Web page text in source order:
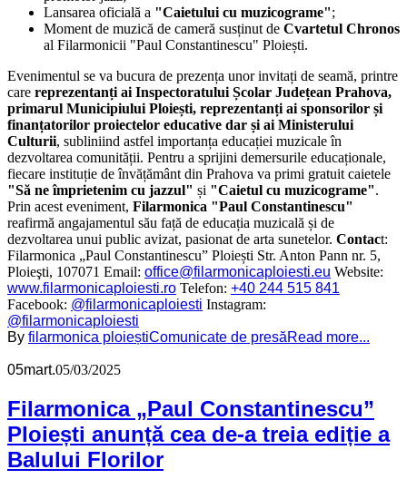
Lansarea oficială a "Caietului cu muzicograme";
Moment de muzică de cameră susținut de Cvartetul Chronos
al Filarmonicii "Paul Constantinescu" Ploiești.
Evenimentul se va bucura de prezența unor invitați de seamă, printre
care reprezentanți ai Inspectoratului Școlar Județean Prahova,
primarul Municipiului Ploiești, reprezentanți ai sponsorilor și
finanțatorilor proiectelor educative dar și ai Ministerului
Culturii, subliniind astfel importanța educației muzicale în
dezvoltarea comunității. Pentru a sprijini demersurile educaționale,
fiecare instituție de învățământ din Prahova va primi gratuit caietele
"Să ne împrietenim cu jazzul" și "Caietul cu muzicograme".
Prin acest eveniment, Filarmonica "Paul Constantinescu"
reafirmă angajamentul său față de educația muzicală și de
dezvoltarea unui public avizat, pasionat de arta sunetelor. Contact:
Filarmonica „Paul Constantinescu” Ploiești Str. Anton Pann nr. 5,
Ploieşti, 107071 Email: office@filarmonicaploiesti.eu Website:
www.filarmonicaploiesti.ro Telefon: +40 244 515 841
Facebook: @filarmonicaploiesti Instagram:
@filarmonicaploiesti
By filarmonica ploieștiComunicate de presăRead more...
05mart.05/03/2025
Filarmonica „Paul Constantinescu”
Ploiești anunță cea de-a treia ediție a
Balului Florilor